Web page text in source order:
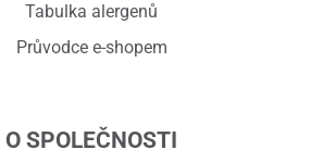
Tabulka alergenů
Průvodce e-shopem
O SPOLEČNOSTI